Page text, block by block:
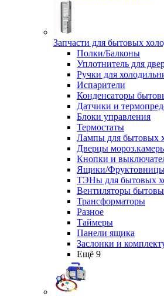
Запчасти для бытовых
Полки/Балконы
Уплотнитель для
Ручки для
Испарители
Конденсаторы
Датчики и
Блоки управления
Термостаты
Лампы для бытовых
Дверцы
Кнопки и
Ящики/
ТЭНы для бытовых
Вентиляторы
Трансформаторы
Разное
Таймеры
Панели ящика
Заслонки и
Ещё 9